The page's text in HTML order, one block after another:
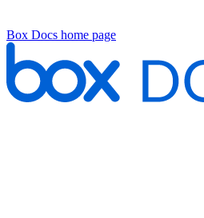
Box Docs home page